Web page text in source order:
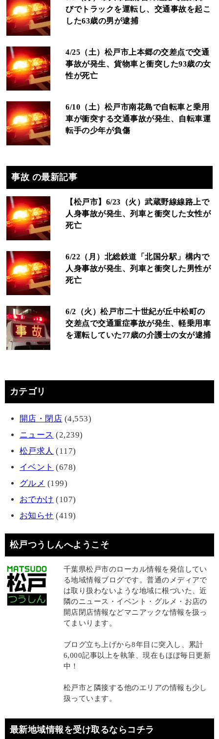
びでトラックを運転し、交通事故を起こ
した63歳の男が逮捕
4/25（土）松戸市上本郷の交差点で交通
事故が発生、貨物車と衝突した93歳の女
性が死亡
6/10（土）松戸市南花島で自転車と乗用
車が衝突する交通事故が発生、自転車運
転手の少年が負傷
事故 の最新記事
【松戸市】6/23（火）武蔵野線線路上で
人身事故が発生、列車と衝突した女性が
死亡
6/22（月）北総鉄道「北国分駅」構内で
人身事故が発生、列車と衝突した男性が
死亡
6/2（火）松戸市二十世紀が丘中松町の
交差点で交通重症事故が発生、軽乗用車
を運転していた77歳の介護士の女が逮捕
カテゴリ
開店・閉店 (4,553)
ニュース (2,239)
松戸求人 (117)
イベント (678)
グルメ (199)
おでかけ (107)
お知らせ (419)
松戸つうしんへようこそ
千葉県松戸市のローカル情報を発信してい
る地域情報ブログです。普通のメディアで
は取り扱わないような地域に根づいた、近
隣のニュース・イベント・グルメ・お店の
開店閉店情報などマニアックな情報を扱っ
てまいります。
ブログ立ち上げから8年目に突入し、累計
6,000記事以上を執筆、現在もほぼ毎日更新
中！
松戸市と隣接する他のエリアの情報も少し
扱っています。
最新地域情報を受け取るならコチラ